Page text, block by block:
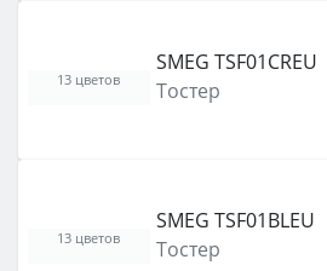
SMEG TSF01CREU
Тостер
13 цветов
SMEG TSF01BLEU
Тостер
13 цветов